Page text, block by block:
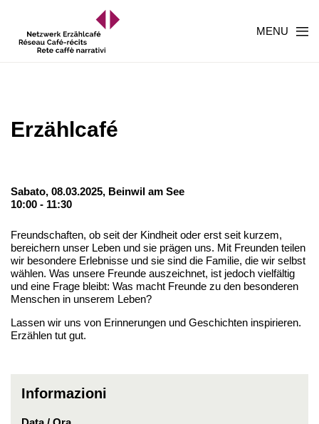
MENU
Erzählcafé
Sabato, 08.03.2025, Beinwil am See
10:00 - 11:30
Freundschaften, ob seit der Kindheit oder erst seit kurzem,
bereichern unser Leben und sie prägen uns. Mit Freunden teilen
wir besondere Erlebnisse und sie sind die Familie, die wir selbst
wählen. Was unsere Freunde auszeichnet, ist jedoch vielfältig
und eine Frage bleibt: Was macht Freunde zu den besonderen
Menschen in unserem Leben?
Lassen wir uns von Erinnerungen und Geschichten inspirieren.
Erzählen tut gut.
Informazioni